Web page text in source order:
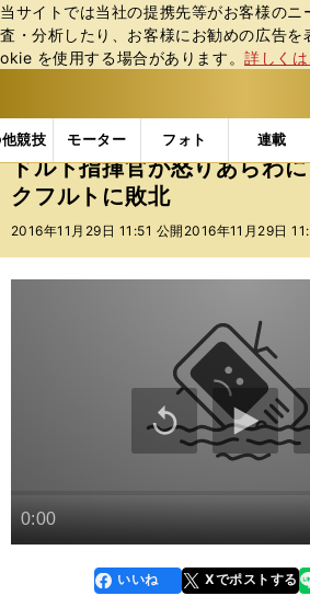
当サイトでは当社の提携先等がお客様のニ
査・分析したり、お客様にお勧めの広告を
okie を使⽤する場合があります。詳しく
競技 モーター フォト 連載
b
ス
ポ
ル
動画 eplayer ドルト指揮
ドルト指揮官が怒りあらわ
クフルトに敗北
2016年11月29日 11:51 公開 2016年11月29日
faceboo
k
いいね Xでポストする
line